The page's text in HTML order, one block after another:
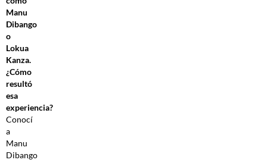
Manu
Dibango
o
Lokua
Kanza.
¿Cómo
resultó
esa
experiencia?
Conocí
a
Manu
Dibango